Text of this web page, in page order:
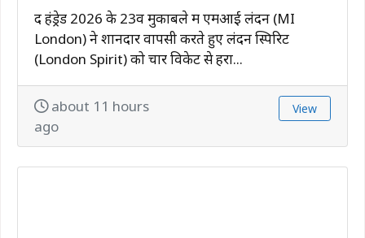
द हंड्रेड 2026 के 23वें मुकाबले में एमआई लंदन (MI
London) ने शानदार वापसी करते हुए लंदन स्पिरिट
(London Spirit) को चार विकेट से हरा...
about 11 hours
ago
View